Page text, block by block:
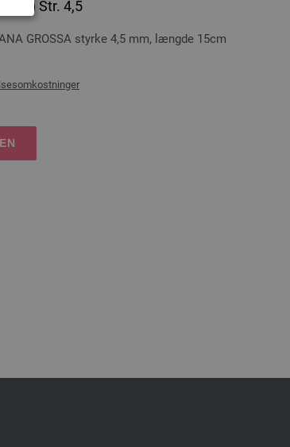
Str. 4,5
GROSSA styrke 4,5 mm, længde 15cm